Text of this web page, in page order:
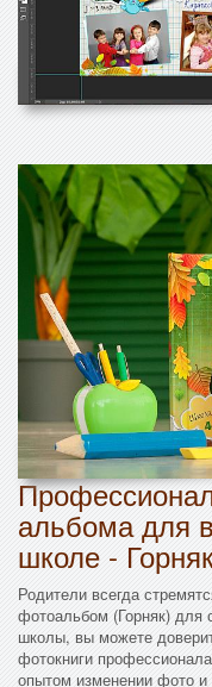
альбома для
школе -
Родители всегда
фотоальбом (Горняк) для
школы, вы можете
фотокниги
опытом изменении фото и